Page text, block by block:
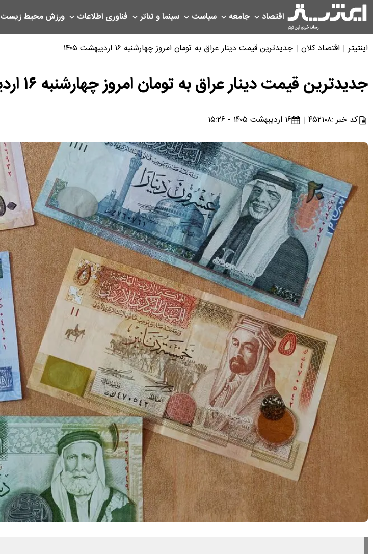
اقتصاد جامعه سیاست سینما و تئاتر فناوری اطلاعات ورزشمحیط زیست
اینتیتر اقتصاد کلان جدیدترین قیمت دینار عراق به تومان امروز چهارشنبه ۱۶ اردیبهشت ۱۴۰۵
جدیدترین قیمت دینار عراق به تومان امروز چهارشنبه ۱۶ اردیبهشت ۱۴۰۵
کد خبر :۴۵۲۱۰۸ ۱۶ اردیبهشت ۱۴۰۵ - ۱۵:۲۶